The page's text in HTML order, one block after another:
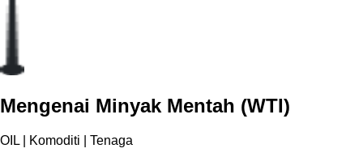
Mengenai Minyak Mentah (WTI)
OIL | Komoditi | Tenaga